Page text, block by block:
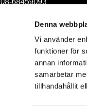
Denna
Vi använder
funktioner för
annan
samarbetar
tillhandahållit
08-68459093
order@hobbyland.se
08-68459093
vardagar mellan 9-11